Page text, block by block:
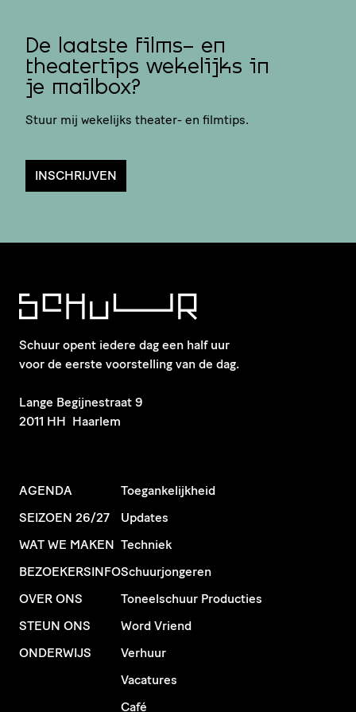
De laatste films- en
theatertips wekelijks in
je mailbox?
Stuur mij wekelijks theater- en filmtips.
INSCHRIJVEN
Schuur opent iedere dag een half uur
voor de eerste voorstelling van de dag.
​Lange Begijnestraat 9
2011 HH Haarlem
AGENDA
SEIZOEN 26/27
WAT WE MAKEN
BEZOEKERSINFO
OVER ONS
STEUN ONS
ONDERWIJS
Toegankelijkheid
Updates
Techniek
Schuurjongeren
Toneelschuur Producties
Word Vriend
Verhuur
Vacatures
Café